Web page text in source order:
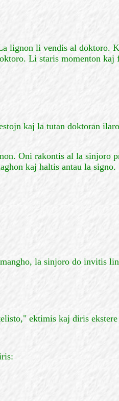
lignon li vendis al doktoro.
Li staris momenton kaj
kaj la tutan doktoran
Oni rakontis al la sinjoro
kaj haltis antau la signo.
la sinjoro do invitis
ektimis kaj diris